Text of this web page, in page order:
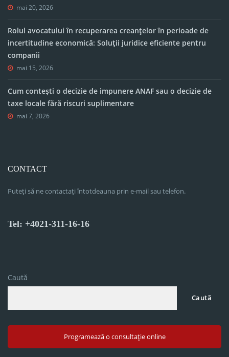
mai 20, 2026
Rolul avocatului în recuperarea creanțelor în perioade de
incertitudine economică: Soluții juridice eficiente pentru
companii
mai 15, 2026
Cum contești o decizie de impunere ANAF sau o decizie de
taxe locale fără riscuri suplimentare
mai 7, 2026
CONTACT
Puteți să ne contactați întotdeauna prin e-mail sau telefon.
Tel: +4021-311-16-16
Caută
Caută
Programează o consultație online